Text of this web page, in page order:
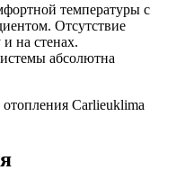
температуры с
Отсутствие
на стенах.
абсолютна